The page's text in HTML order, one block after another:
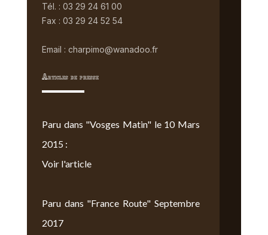
Tél. : 03 29 24 61 00
Fax : 03 29 24 52 54
Email : charpimo@wanadoo.fr
Articles de presse
Paru dans "Vosges Matin" le 10 Mars
2015 :
Voir l'article
Paru dans "France Route" Septembre
2017